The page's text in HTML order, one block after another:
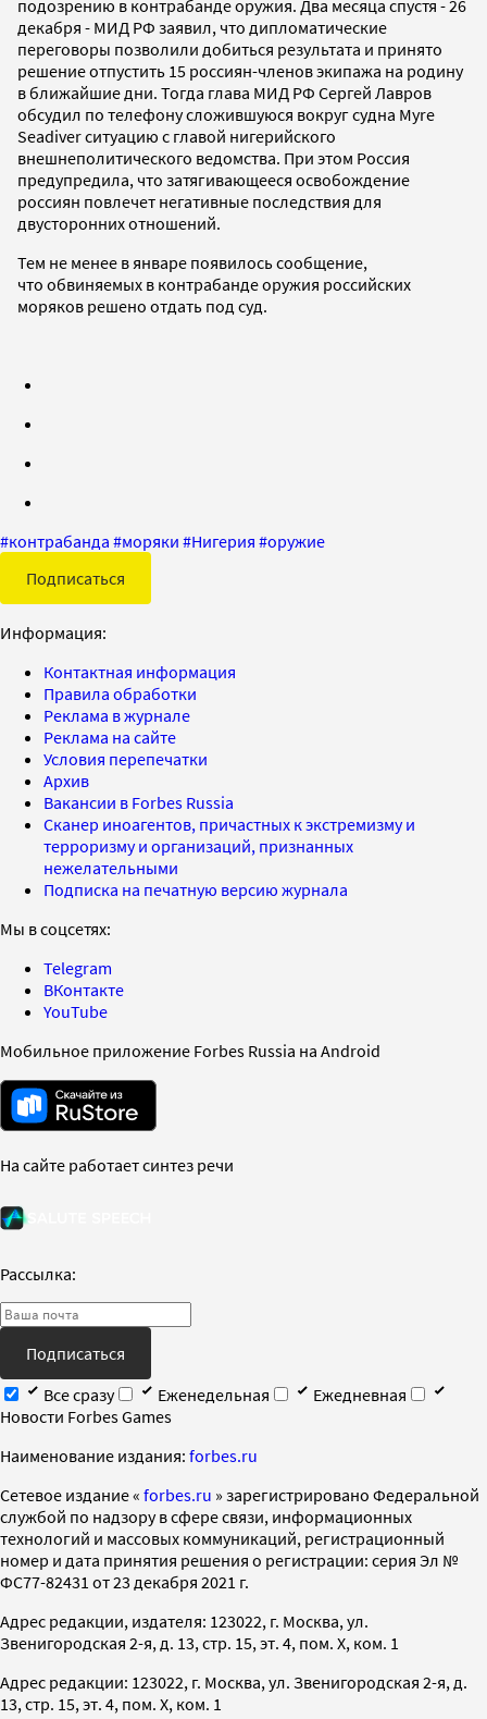
подозрению в контрабанде оружия. Два месяца спустя - 26
декабря - МИД РФ заявил, что дипломатические
переговоры позволили добиться результата и принято
решение отпустить 15 россиян-членов экипажа на родину
в ближайшие дни. Тогда глава МИД РФ Сергей Лавров
обсудил по телефону сложившуюся вокруг судна Myre
Seadiver ситуацию с главой нигерийского
внешнеполитического ведомства. При этом Россия
предупредила, что затягивающееся освобождение
россиян повлечет негативные последствия для
двусторонних отношений.
Тем не менее в январе появилось сообщение,
что обвиняемых в контрабанде оружия российских
моряков решено отдать под суд.
#контрабанда #моряки #Нигерия #оружие
Подписаться
Информация:
Контактная информация
Правила обработки
Реклама в журнале
Реклама на сайте
Условия перепечатки
Архив
Вакансии в Forbes Russia
Сканер иноагентов, причастных к экстремизму и
терроризму и организаций, признанных
нежелательными
Подписка на печатную версию журнала
Мы в соцсетях:
Telegram
ВКонтакте
YouTube
Мобильное приложение Forbes Russia на Android
На сайте работает синтез речи
Рассылка:
Подписаться
Все сразу
Еженедельная
Ежедневная
Новости Forbes Games
Наименование издания: forbes.ru
Cетевое издание « forbes.ru » зарегистрировано Федеральной
службой по надзору в сфере связи, информационных
технологий и массовых коммуникаций, регистрационный
номер и дата принятия решения о регистрации: серия Эл №
ФС77-82431 от 23 декабря 2021 г.
Адрес редакции, издателя: 123022, г. Москва, ул.
Звенигородская 2-я, д. 13, стр. 15, эт. 4, пом. X, ком. 1
Адрес редакции: 123022, г. Москва, ул. Звенигородская 2-я, д.
13, стр. 15, эт. 4, пом. X, ком. 1